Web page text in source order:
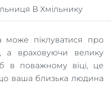
В Хмільнику
піклуватися про
враховуючи велику
в поважному віці, це
ваша близька людина